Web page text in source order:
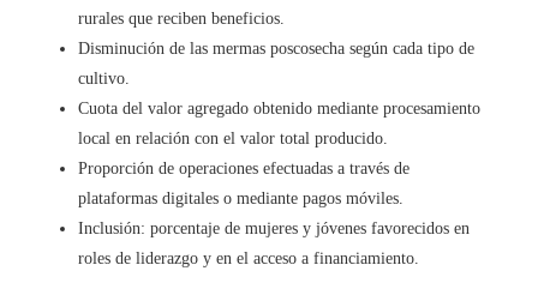
rurales que reciben beneficios.
Disminución de las mermas poscosecha según cada tipo de
cultivo.
Cuota del valor agregado obtenido mediante procesamiento
local en relación con el valor total producido.
Proporción de operaciones efectuadas a través de
plataformas digitales o mediante pagos móviles.
Inclusión: porcentaje de mujeres y jóvenes favorecidos en
roles de liderazgo y en el acceso a financiamiento.